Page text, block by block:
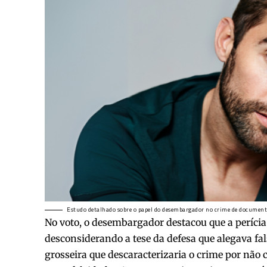
Estudo detalhado sobre o papel do desembargador no crime de
No voto, o desembargador destacou que a
desconsiderando a tese da defesa que alegava
grosseira que descaracterizaria o crime por